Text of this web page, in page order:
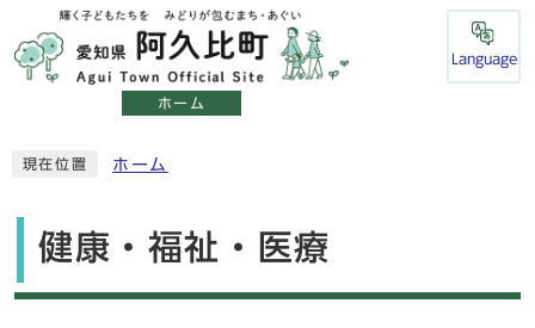
ホーム
Language
現在位置 ホーム
健康・福祉・医療